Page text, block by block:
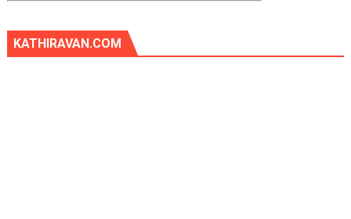
KATHIRAVAN.COM